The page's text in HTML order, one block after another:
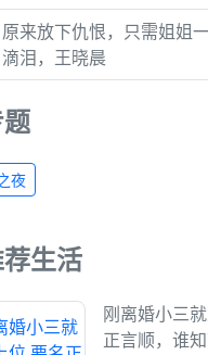
原来放下仇恨，只需姐姐
滴泪，王晓晨
夜
生活
刚离婚小三
正言顺，谁